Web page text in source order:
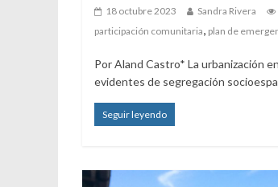
18 octubre 2023 Sandra Rivera
participación comunitaria, plan de
Por Aland Castro* La urbanización
evidentes de segregación
Seguir leyendo